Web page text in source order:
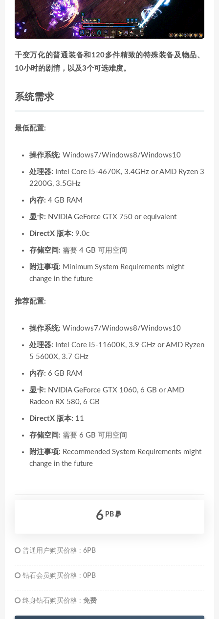
千变万化的普通装备和120多件精致的特殊装备及物品、
10小时的剧情，以及3个可选难度。
系统需求
最低配置:
操作系统: Windows7/Windows8/Windows10
处理器: Intel Core i5-4670K, 3.4GHz or AMD Ryzen 3
2200G, 3.5GHz
内存: 4 GB RAM
显卡: NVIDIA GeForce GTX 750 or equivalent
DirectX 版本: 9.0c
存储空间: 需要 4 GB 可用空间
附注事项: Minimum System Requirements might
change in the future
推荐配置:
操作系统: Windows7/Windows8/Windows10
处理器: Intel Core i5-11600K, 3.9 GHz or AMD Ryzen
5 5600X, 3.7 GHz
内存: 6 GB RAM
显卡: NVIDIA GeForce GTX 1060, 6 GB or AMD
Radeon RX 580, 6 GB
DirectX 版本: 11
存储空间: 需要 6 GB 可用空间
附注事项: Recommended System Requirements might
change in the future
6 PB
普通用户购买价格 : 6PB
钻石会员购买价格 : 0PB
终身钻石购买价格 : 免费